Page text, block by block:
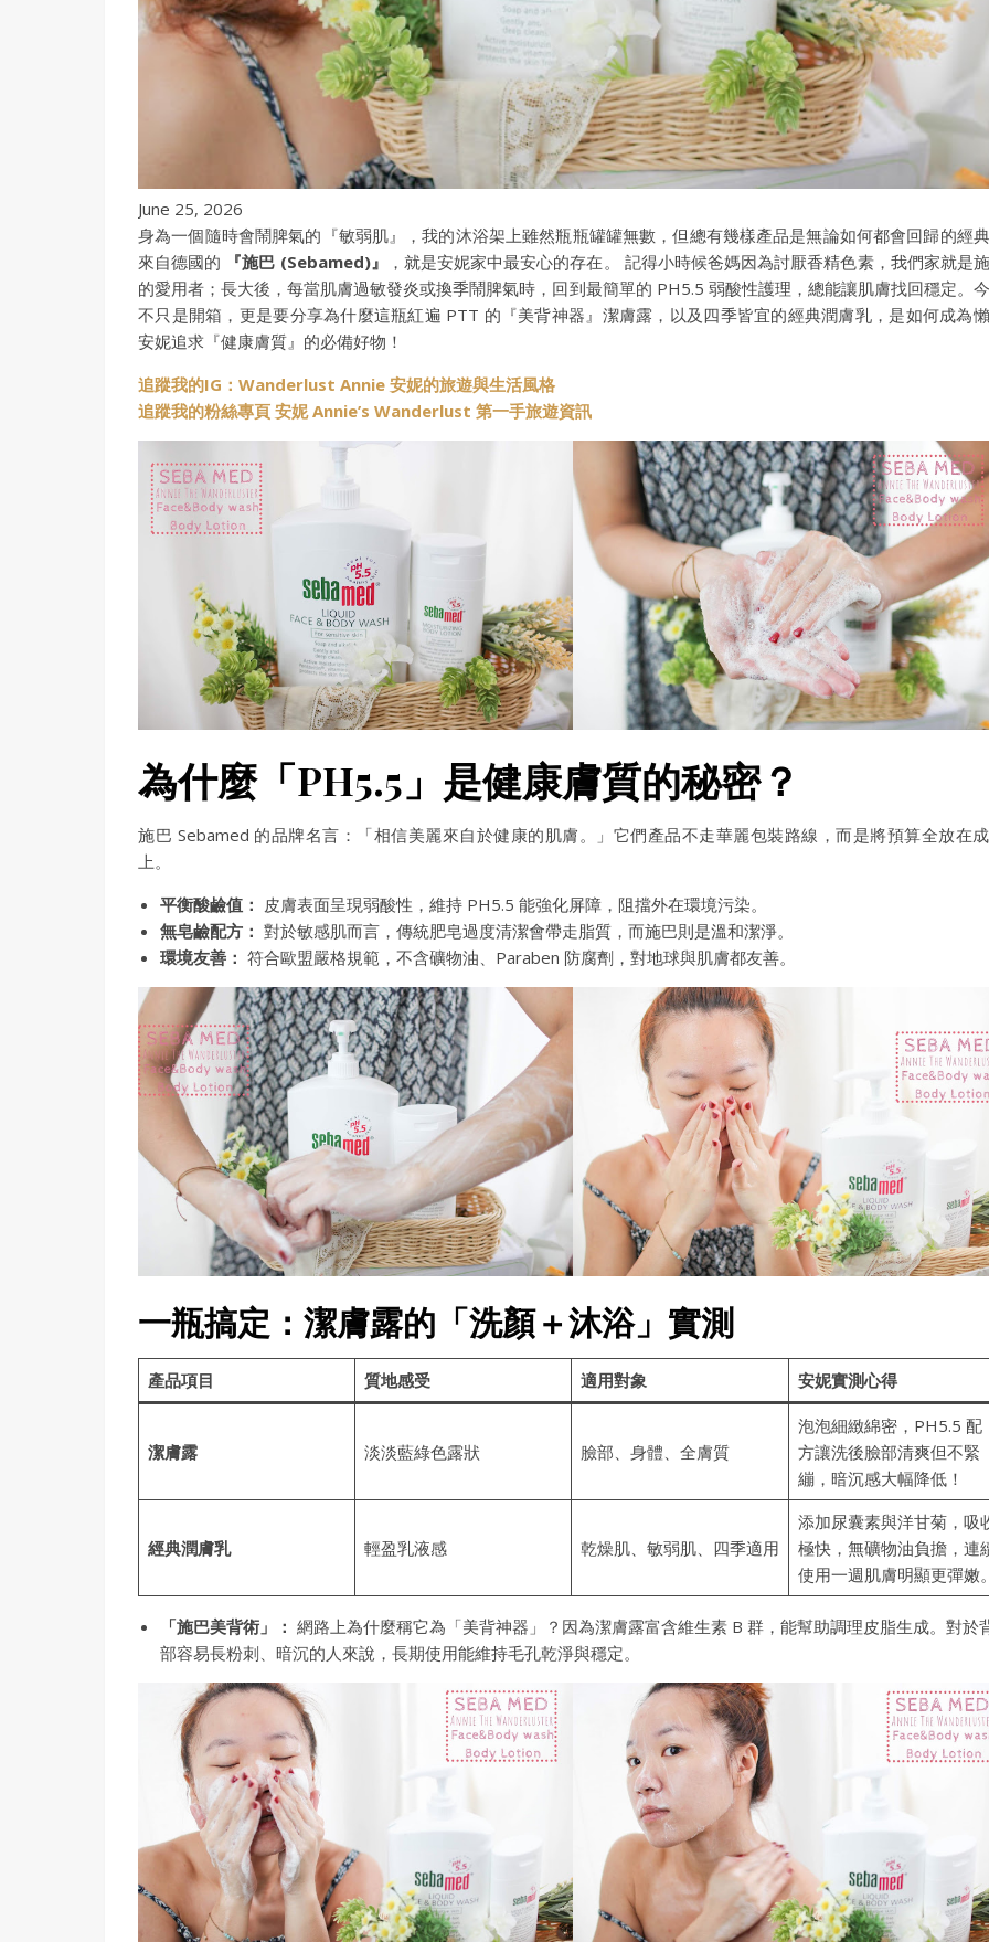
June 25, 2026
身為一個隨時會鬧脾氣的『敏弱肌』，我的沐浴架上雖然瓶瓶罐罐無數，但總有幾樣產品是無論如何都會回歸的經
來自德國的
『施巴 (Sebamed)』
，就是安妮家中最安心的存在。 記得小時候爸媽因為討厭香精色素，我們家就是
的愛用者；長大後，每當肌膚過敏發炎或換季鬧脾氣時，回到最簡單的 PH5.5 弱酸性護理，總能讓肌膚找回穩定。
不只是開箱，更是要分享為什麼這瓶紅遍 PTT 的『美背神器』潔膚露，以及四季皆宜的經典潤膚乳，是如何成為
安妮追求『健康膚質』的必備好物！
追蹤我的IG：Wanderlust Annie 安妮的旅遊與生活風格
追蹤我的粉絲專頁 安妮 Annie’s Wanderlust 第一手旅遊資訊
為什麼「PH5.5」是健康膚質的秘密？
施巴 Sebamed 的品牌名言：「相信美麗來自於健康的肌膚。」它們產品不走華麗包裝路線，而是將預算全放在
上。
平衡酸鹼值： 皮膚表面呈現弱酸性，維持 PH5.5 能強化屏障，阻擋外在環境污染。
無皂鹼配方： 對於敏感肌而言，傳統肥皂過度清潔會帶走脂質，而施巴則是溫和潔淨。
環境友善： 符合歐盟嚴格規範，不含礦物油、Paraben 防腐劑，對地球與肌膚都友善。
一瓶搞定：潔膚露的「洗顏＋沐浴」實測
產品項目 質地感受 適用對象 安妮實測心得
潔膚露 淡淡藍綠色露狀 臉部、身體、全膚質
泡泡細緻綿密，PH5.5 配
方讓洗後臉部清爽但不緊
繃，暗沉感大幅降低！
經典潤膚乳 輕盈乳液感 乾燥肌、敏弱肌、四季適用
添加尿囊素與洋甘菊，吸
極快，無礦物油負擔，連
使用一週肌膚明顯更彈嫩
「施巴美背術」： 網路上為什麼稱它為「美背神器」？因為潔膚露富含維生素 B 群，能幫助調理皮脂生成。對於
部容易長粉刺、暗沉的人來說，長期使用能維持毛孔乾淨與穩定。